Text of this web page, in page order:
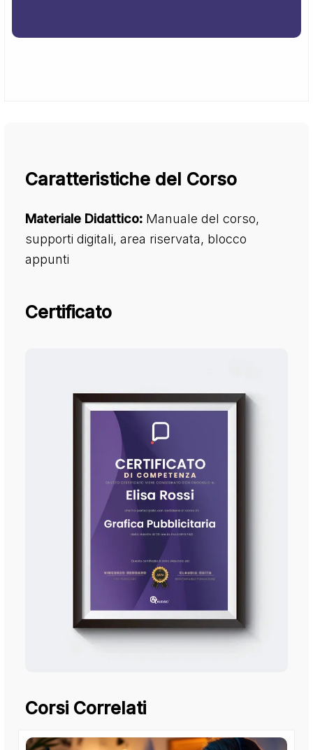
Caratteristiche del Corso
Materiale Didattico: Manuale del corso,
supporti digitali, area riservata, blocco
appunti
Certificato
Corsi Correlati